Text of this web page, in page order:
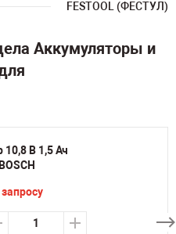
FESTOOL (ФЕСТУЛ)
Аккумуляторы и
10,8 В 1,5 Ач
запросу